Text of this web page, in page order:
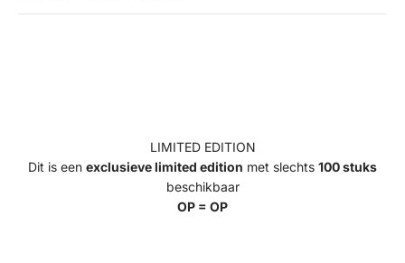
LIMITED EDITION
Dit is een exclusieve limited edition met slechts 100 stuks
beschikbaar
OP = OP